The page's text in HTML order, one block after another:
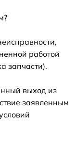
работой
запчасти).
выход из
заявленным